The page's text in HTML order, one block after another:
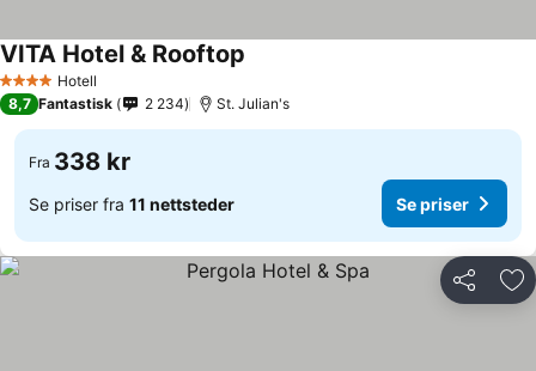
4 StjernerHotell
VITA Hotel & Rooftop
8,7 Fantastisk 2 234 St. Julian's
Fra 338 kr
Se priser fra 11 nettsteder Se priser
Del